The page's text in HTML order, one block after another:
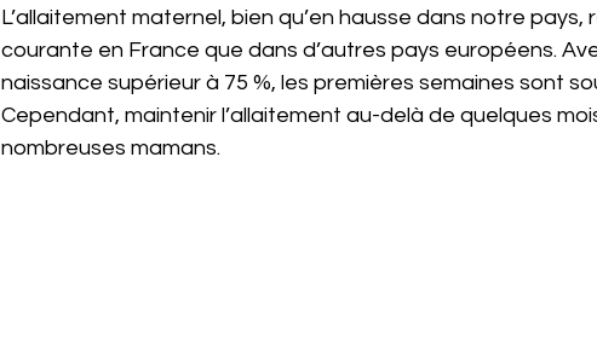
L’allaitement maternel, bien qu’en hausse dans notre
courante en France que dans d’autres pays européens.
naissance supérieur à 75 %, les premières semaines sont
Cependant, maintenir l’allaitement au-delà de quelques
nombreuses mamans.